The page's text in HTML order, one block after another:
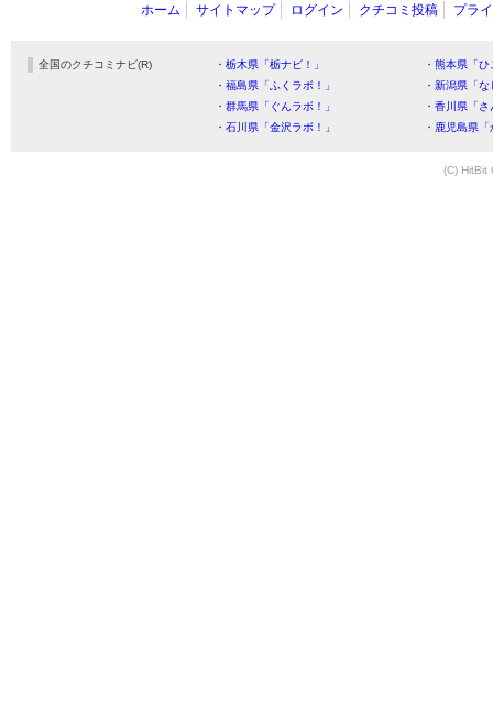
ホーム サイトマップ ログイン クチコミ投稿 プラ
全国のクチコミナビ(R) ・栃木県「栃ナビ！」
・熊本県「
・福島県「ふくラボ！」
・新潟県「
・群馬県「ぐんラボ！」
・香川県「
・石川県「金沢ラボ！」
・鹿児島県
(C) HitBit